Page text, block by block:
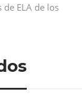
de ELA de los